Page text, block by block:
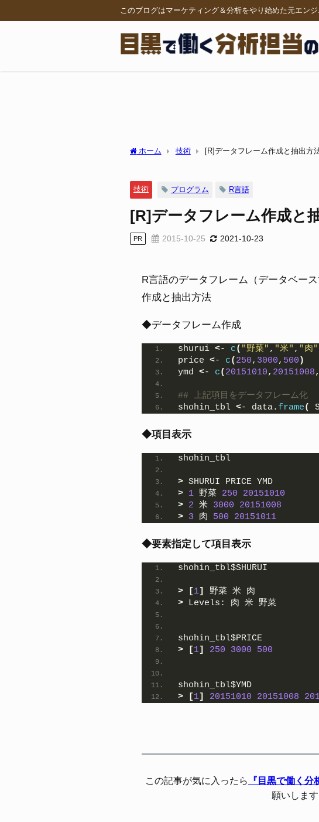
このブログはマーケティング＆分析をやり始めた元エン
ホーム 技術 [R]データフレーム作成と抽出方
技術 プログラム R言語
[R]データフレーム作成と
PR 2015-10-25 2021-10-23
R言語のデータフレーム（データベー
作成と抽出方法
◆データフレーム作成
shurui <- c( "野菜" , "米" , "肉"
price <- c( 250, 3000, 500 )
ymd <- c( 20151010, 20151008,
## 上記項目をデータフレーム化
shohin_tbl <- data. frame(
◆項目表示
shohin_tbl
> SHURUI PRICE YMD
>
1 野菜 250
20151010
>
2 米 3000
20151008
>
3 肉 500 20151011
◆要素指定して項目表示
shohin_tbl$SHURUI
> [1]
野菜 米 肉
> Levels: 肉 米 野菜
shohin_tbl$PRICE
>
[1] 250 3000 500
shohin_tbl$YMD
>
[1] 20151010 20151008
この記事が気に入ったら 『目黒で働く分
願いします